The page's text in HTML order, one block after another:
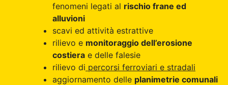
fenomeni legati al rischio frane ed
alluvioni
scavi ed attività estrattive
rilievo e monitoraggio dell’erosione
costiera e delle falesie
rilievo di percorsi ferroviari e stradali
aggiornamento delle planimetrie comunali